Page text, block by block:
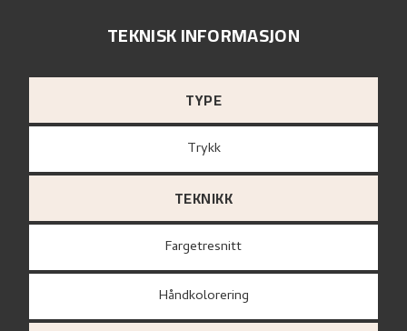
TEKNISK INFORMASJON
TYPE
Trykk
TEKNIKK
Fargetresnitt
Håndkolorering